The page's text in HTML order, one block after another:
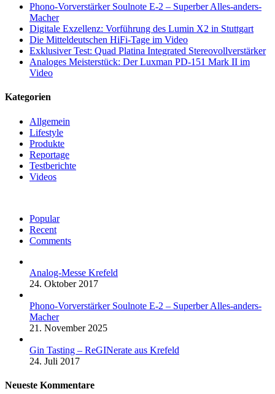
Phono-Vorverstärker Soulnote E-2 – Superber Alles-anders-
Macher
Digitale Exzellenz: Vorführung des Lumin X2 in Stuttgart
Die Mitteldeutschen HiFi-Tage im Video
Exklusiver Test: Quad Platina Integrated Stereovollverstärker
Analoges Meisterstück: Der Luxman PD-151 Mark II im
Video
Kategorien
Allgemein
Lifestyle
Produkte
Reportage
Testberichte
Videos
Popular
Recent
Comments
Analog-Messe Krefeld
24. Oktober 2017
Phono-Vorverstärker Soulnote E-2 – Superber Alles-anders-
Macher
21. November 2025
Gin Tasting – ReGINerate aus Krefeld
24. Juli 2017
Neueste Kommentare